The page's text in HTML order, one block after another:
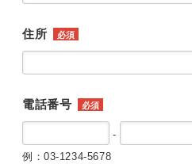
住所 必須
電話番号 必須
-
例：03-1234-5678